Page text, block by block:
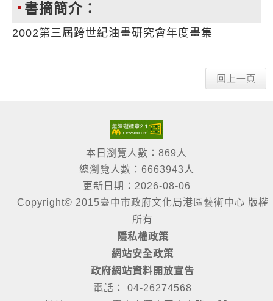
書摘簡介：
2002第三屆跨世紀油畫研究會年度畫集
本日瀏覽人數：869人
總瀏覽人數：6663943人
更新日期：2026-08-06
Copyright© 2015臺中市政府文化局港區藝術中心 版權
所有
隱私權政策
網站安全政策
政府網站資料開放宣告
電話： 04-26274568